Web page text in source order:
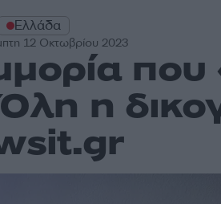
Ελλάδα
12 Οκτωβρίου 2023
που
η